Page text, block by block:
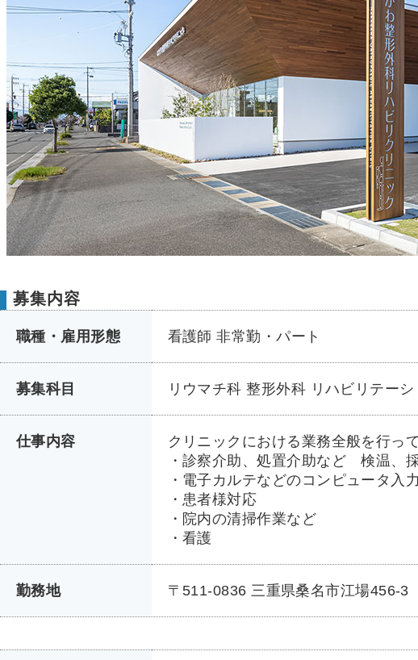
募集内容
職種・雇用形態 看護師 非常勤・パート
募集科目 リウマチ科 整形外科 リハビリテー
仕事内容
クリニックにおける業務全般を行っ
・診察介助、処置介助など 検温、
・電子カルテなどのコンピュータ入力
・患者様対応
・院内の清掃作業など
・看護
勤務地 〒511-0836 三重県桑名市江場456-3